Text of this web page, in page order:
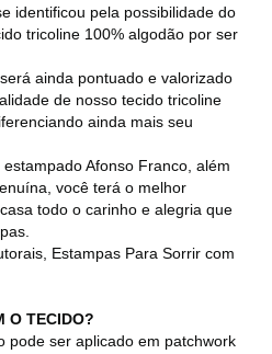
identificou pela possibilidade do
tricoline 100% algodão por ser
ainda pontuado e valorizado
de nosso tecido tricoline
ainda mais seu
Afonso Franco, além
você terá o melhor
todo o carinho e alegria que
Estampas Para Sorrir com
O TECIDO?
pode ser aplicado em patchwork